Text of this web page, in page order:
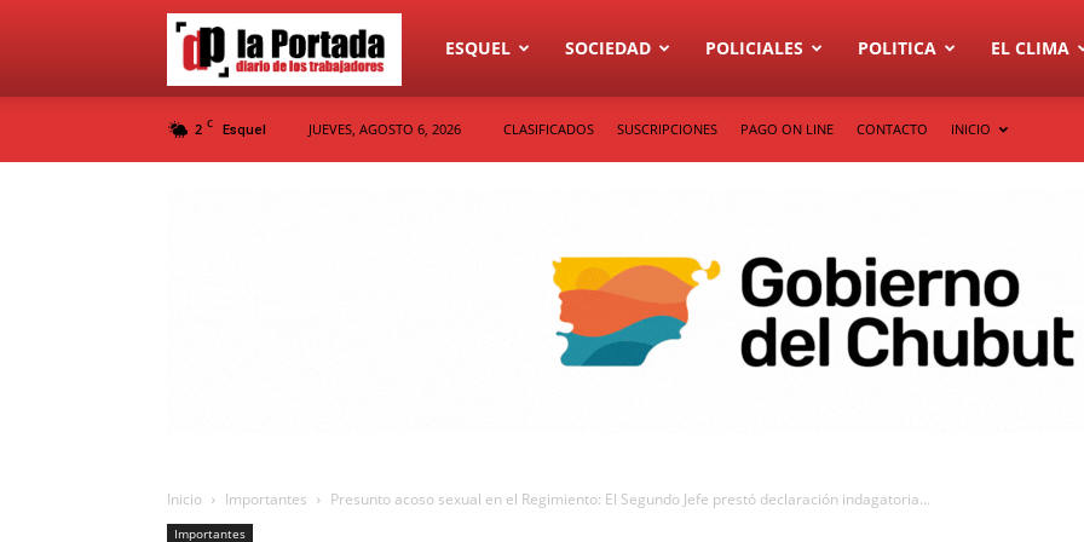
Diario
La
ESQUEL SOCIEDAD POLICIALES POLITICA EL CLIMA
2 C Esquel JUEVES, AGOSTO 6, 2026 CLASIFICADOS SUSCRIPCIONES PAGO ON LINE CONTACTO INICIO
Inicio Importantes Presunto acoso sexual en el Regimiento: El Segundo Jefe prestó declaración indagatoria...
Importantes